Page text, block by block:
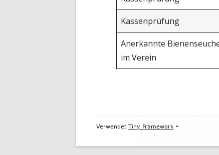
Kassenprüfung
Anerkannte
im Verein
Footer
Verwendet Tiny Framework •